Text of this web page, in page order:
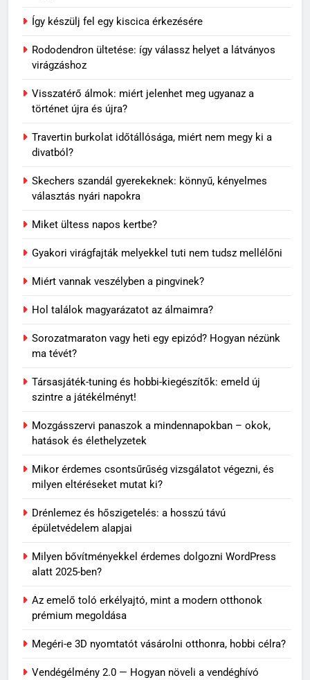
Így készülj fel egy kiscica érkezésére
Rododendron ültetése: így válassz helyet a látványos
virágzáshoz
Visszatérő álmok: miért jelenhet meg ugyanaz a
történet újra és újra?
Travertin burkolat időtállósága, miért nem megy ki a
divatból?
Skechers szandál gyerekeknek: könnyű, kényelmes
választás nyári napokra
Miket ültess napos kertbe?
Gyakori virágfajták melyekkel tuti nem tudsz mellélőni
Miért vannak veszélyben a pingvinek?
Hol találok magyarázatot az álmaimra?
Sorozatmaraton vagy heti egy epizód? Hogyan nézünk
ma tévét?
Társasjáték-tuning és hobbi-kiegészítők: emeld új
szintre a játékélményt!
Mozgásszervi panaszok a mindennapokban – okok,
hatások és élethelyzetek
Mikor érdemes csontsűrűség vizsgálatot végezni, és
milyen eltéréseket mutat ki?
Drénlemez és hőszigetelés: a hosszú távú
épületvédelem alapjai
Milyen bővítményekkel érdemes dolgozni WordPress
alatt 2025-ben?
Az emelő toló erkélyajtó, mint a modern otthonok
prémium megoldása
Megéri-e 3D nyomtatót vásárolni otthonra, hobbi célra?
Vendégélmény 2.0 — Hogyan növeli a vendéghívó
meg ugyanaz a történet újra és
6
OTTHON
7
Skechers szandál gyerekeknek:
könnyű, kényelmes választás
nyári napokra
VÁSÁRLÁS
8
1
kiesik a fogad?
MINDENNAPOK